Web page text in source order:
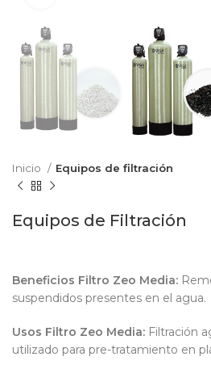
Inicio Equipos de filtración
Equipos de Filtración
Beneficios Filtro Zeo Media:
suspendidos presentes en el agua.
Usos Filtro Zeo Media: Filtración
utilizado para pre-tratamiento en